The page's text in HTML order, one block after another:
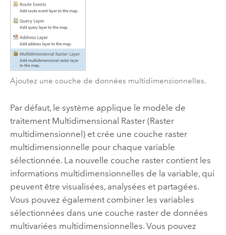
Ajoutez une couche de données multidimensionnelles.
Par défaut, le système applique le modèle de
traitement Multidimensional Raster (Raster
multidimensionnel) et crée une couche raster
multidimensionnelle pour chaque variable
sélectionnée. La nouvelle couche raster contient les
informations multidimensionnelles de la variable, qui
peuvent être visualisées, analysées et partagées.
Vous pouvez également combiner les variables
sélectionnées dans une couche raster de données
multivariées multidimensionnelles. Vous pouvez